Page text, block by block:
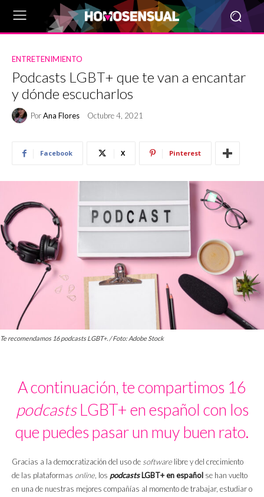
ENTRETENIMIENTO
Podcasts LGBT+ que te van a encantar
y dónde escucharlos
PorAna Flores Octubre 4, 2021
Facebook X Pinterest
Te recomendamos 16 podcasts LGBT+. / Foto: Adobe Stock
A continuación, te compartimos 16
podcastsLGBT+ en español con los
que puedes pasar un muy buen rato.
Gracias a la democratización del uso de software libre y del crecimiento
de las plataformas online, los podcastsLGBT+ en español se han vuelto
en una de nuestras mejores compañías al momento de trabajar, estudiar o